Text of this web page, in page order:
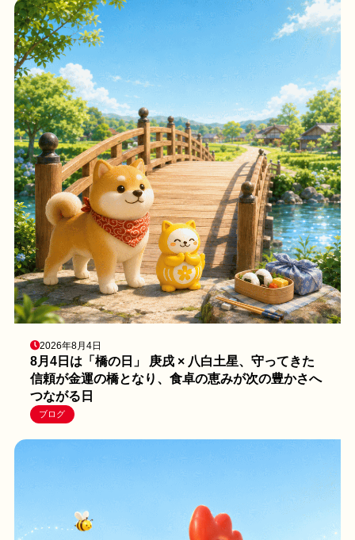
2026年8月4日
8月4日は「橋の日」 庚戌 × 八白土星、守ってきた
信頼が金運の橋となり、食卓の恵みが次の豊かさへ
つながる日
ブログ